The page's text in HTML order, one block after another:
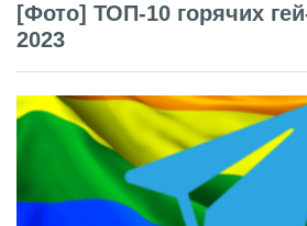
[Фото] ТОП-10 горячих
2023